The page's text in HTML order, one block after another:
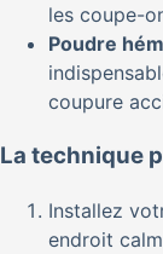
les coupe-
Poudre
coupure
La technique
Installez
endroit